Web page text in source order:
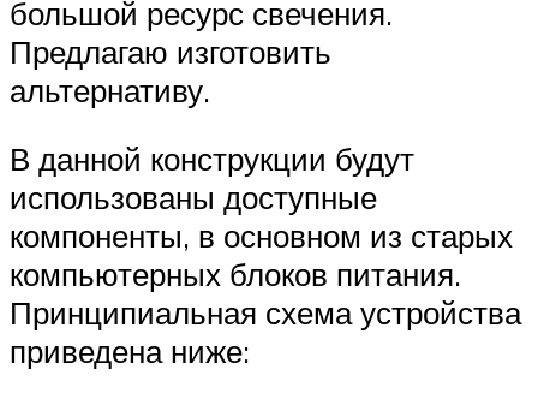
большой ресурс свечения.
Предлагаю изготовить
альтернативу.
В данной конструкции будут
использованы доступные
компоненты, в основном из старых
компьютерных блоков питания.
Принципиальная схема устройства
приведена ниже: